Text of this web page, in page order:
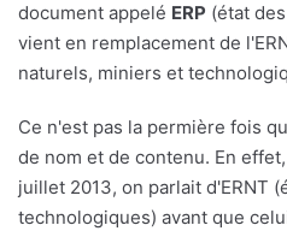
document appelé ERP (état
vient en remplacement de
naturels, miniers et
Ce n'est pas la permière fois
de nom et de contenu. En
juillet 2013, on parlait d'ERNT
technologiques) avant que